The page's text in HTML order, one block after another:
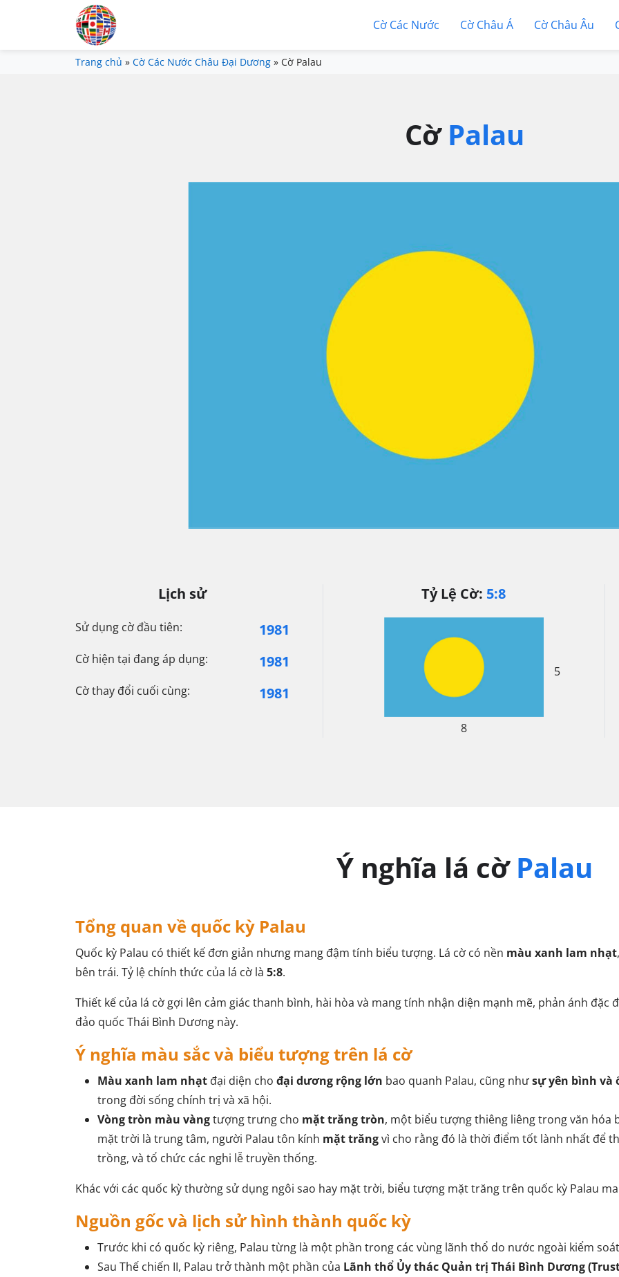
Cờ Các Nước Cờ Châu Á Cờ Châu Âu
Trang chủ » Cờ Các Nước Châu Đại Dương » Cờ Palau
Cờ Palau
Lịch sử
Sử dụng cờ đầu tiên: 1981
Cờ hiện tại đang áp dụng: 1981
Cờ thay đổi cuối cùng: 1981
Tỷ Lệ Cờ: 5:8
8
5
Ý nghĩa lá cờ Palau
Tổng quan về quốc kỳ Palau
Quốc kỳ Palau có thiết kế đơn giản nhưng mang đậm tính biểu tượng. Lá cờ có nền màu xanh lam nhạt
bên trái. Tỷ lệ chính thức của lá cờ là 5:8.
Thiết kế của lá cờ gợi lên cảm giác thanh bình, hài hòa và mang tính nhận diện mạnh mẽ, phản ánh
đảo quốc Thái Bình Dương này.
Ý nghĩa màu sắc và biểu tượng trên lá cờ
Màu xanh lam nhạt đại diện cho đại dương rộng lớn bao quanh Palau, cũng nhưsự yên bình và
trong đời sống chính trị và xã hội.
Vòng tròn màu vàngtượng trưng cho mặt trăng tròn, một biểu tượng thiêng liêng trong văn hóa
mặt trời là trung tâm, người Palau tôn kính mặt trăngvì cho rằng đó là thời điểm tốt lành nhất để
trồng, và tổ chức các nghi lễ truyền thống.
Khác với các quốc kỳ thường sử dụng ngôi sao hay mặt trời, biểu tượng mặt trăng trên quốc kỳ Palau
Nguồn gốc và lịch sử hình thành quốc kỳ
Trước khi có quốc kỳ riêng, Palau từng là một phần trong các vùng lãnh thổ do nước ngoài kiểm
Sau Thế chiến II, Palau trở thành một phần của Lãnh thổ Ủy thác Quản trị Thái Bình Dương